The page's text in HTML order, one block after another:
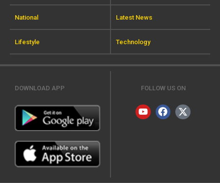
National Latest News
Lifestyle Technology
DOWNLOAD APP FOLLOW US ON